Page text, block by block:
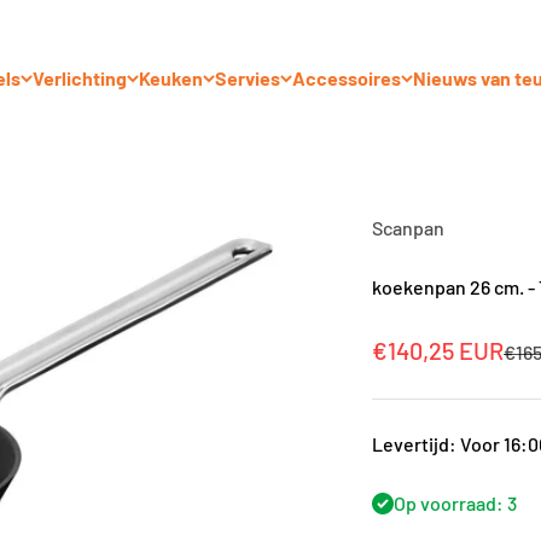
Verlichting Keuken Servies Accessoires Nieuws van
Scanpan
koekenpan 26 cm. -
€140,25 EUR
Levertijd: Voor
Op voorraad: 3